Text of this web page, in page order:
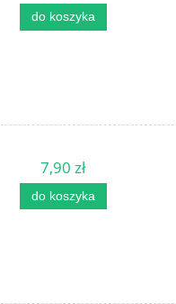
do koszyka
7,90 zł
do koszyka